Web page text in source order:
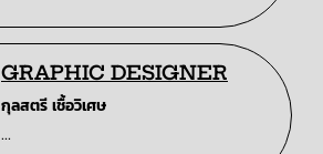
GRAPHIC DESIGNER
กุลสตรี เชื้อวิเศษ
...